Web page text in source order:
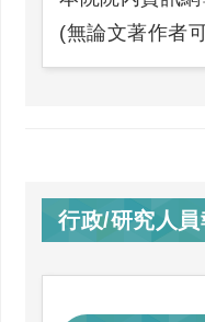
(無論文著作者
行政/研究人